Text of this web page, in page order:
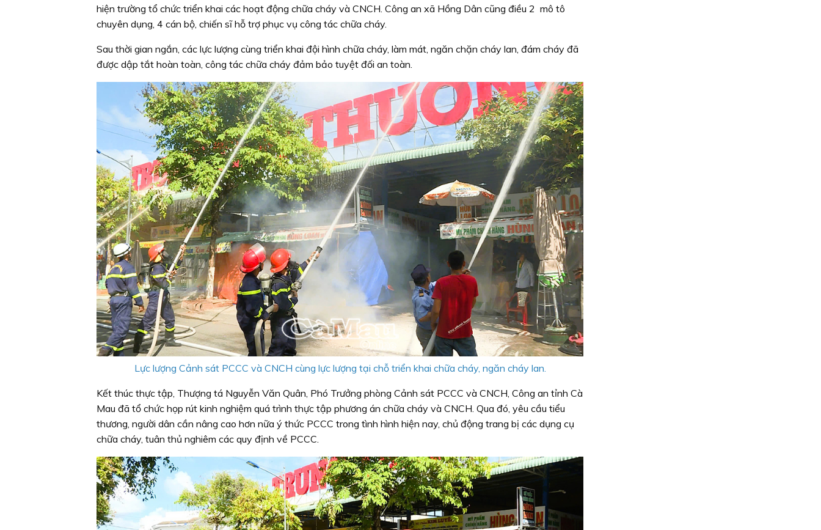
hiện trường tổ chức triển khai các hoạt động chữa cháy và CNCH. Công an xã Hồng Dân cũng điều 2 mô tô
chuyên dụng, 4 cán bộ, chiến sĩ hỗ trợ phục vụ công tác chữa cháy.
Sau thời gian ngắn, các lực lượng cùng triển khai đội hình chữa cháy, làm mát, ngăn chặn cháy lan, đám cháy đã
được dập tắt hoàn toàn, công tác chữa cháy đảm bảo tuyệt đối an toàn.
Lực lượng Cảnh sát PCCC và CNCH cùng lực lượng tại chỗ triển khai chữa cháy, ngăn cháy lan.
Kết thúc thực tập, Thượng tá Nguyễn Văn Quân, Phó Trưởng phòng Cảnh sát PCCC và CNCH, Công an tỉnh Cà
Mau đã tổ chức họp rút kinh nghiệm quá trình thực tập phương án chữa cháy và CNCH. Qua đó, yêu cầu tiểu
thương, người dân cần nâng cao hơn nữa ý thức PCCC trong tình hình hiện nay, chủ động trang bị các dụng cụ
chữa cháy, tuân thủ nghiêm các quy định về PCCC.